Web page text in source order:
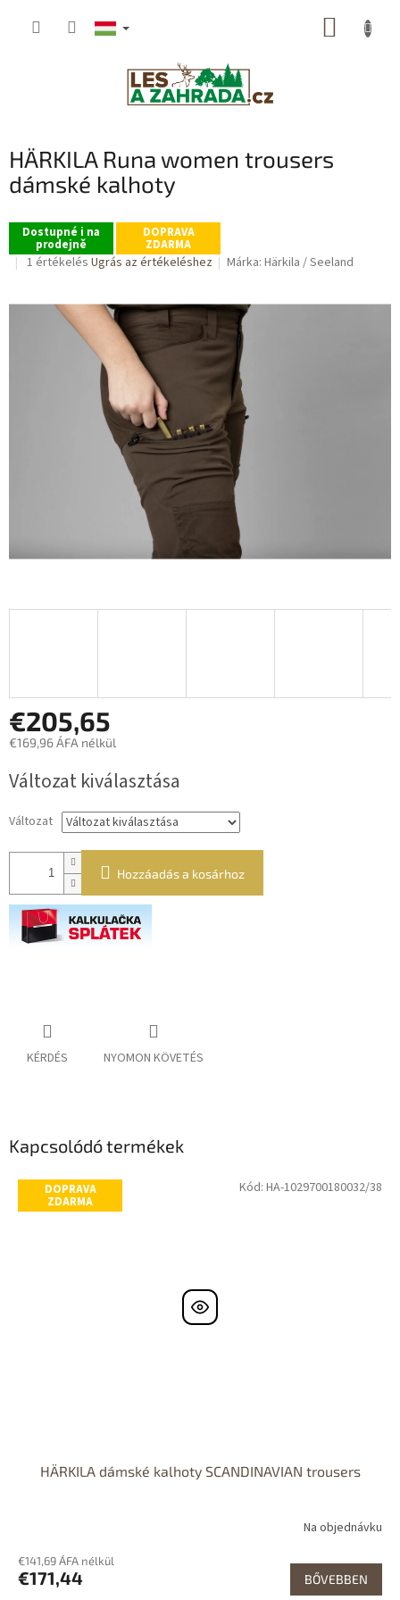
KOSÁR
HÄRKILA Runa women trousers
dámské kalhoty
Dostupné i na
prodejně
DOPRAVA
ZDARMA
A
értékelése
1 értékelés Ugrás az értékeléshez Márka:Härkila / Seeland
€205,65
€169,96 ÁFA nélkül
Változat kiválasztása
Változat
Hozzáadás a kosárhoz
KÉRDÉS NYOMON KÖVETÉS
Kapcsolódó termékek
DOPRAVA
ZDARMA
HÄRKILA dámské kalhoty SCANDINAVIAN trousers
Na objednávku
€141,69 ÁFA nélkül
€171,44 BŐVEBBEN
Kód: HA-1029700180032/38